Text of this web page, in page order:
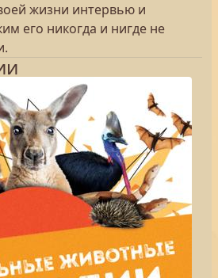
жизни интервью и
его никогда и нигде не